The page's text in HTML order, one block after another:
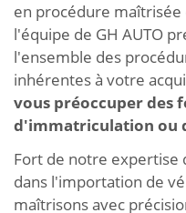
en procédure maîtrisée
l'équipe de GH AUTO
l'ensemble des
inhérentes à votre
vous préoccuper des
d'immatriculation ou
Fort de notre expertise
dans l'importation de
maîtrisons avec